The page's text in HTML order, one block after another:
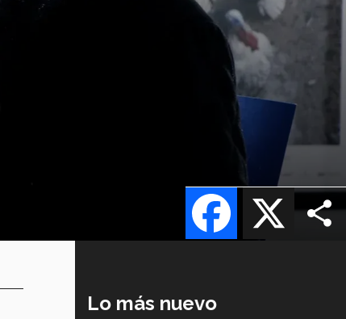
X
Facebook
Lo más nuevo